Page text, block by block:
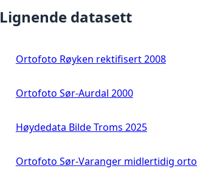
Lignende datasett
Ortofoto Røyken rektifisert 2008
Ortofoto Sør-Aurdal 2000
Høydedata Bilde Troms 2025
Ortofoto Sør-Varanger midlertidig